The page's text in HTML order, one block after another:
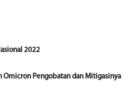
2022
Omicron Pengobatan dan Mitigasinya